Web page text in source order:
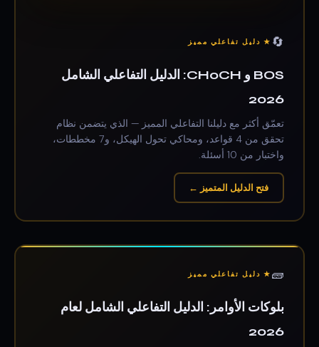
🔄 ★ دليل تفاعلي مميز
BOS و CHoCH: الدليل التفاعلي الشامل
2026
تعمّق أكثر مع دليلنا التفاعلي المميز — الذي يتضمن نظام
تحقق من 4 قواعد، ومحاكي تحول الهيكل، و7 مخططات،
واختبار من 10 أسئلة.
فتح الدليل المتميز ←
🧱 ★ دليل تفاعلي مميز
بلوكات الأوامر: الدليل التفاعلي الشامل لعام
2026